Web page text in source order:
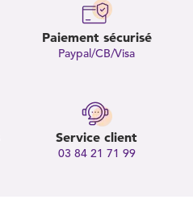
Paiement sécurisé
Paypal/CB/Visa
Service client
03 84 21 71 99